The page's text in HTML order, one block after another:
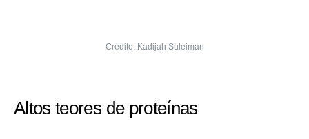
Crédito: Kadijah Suleiman
Altos teores de proteínas